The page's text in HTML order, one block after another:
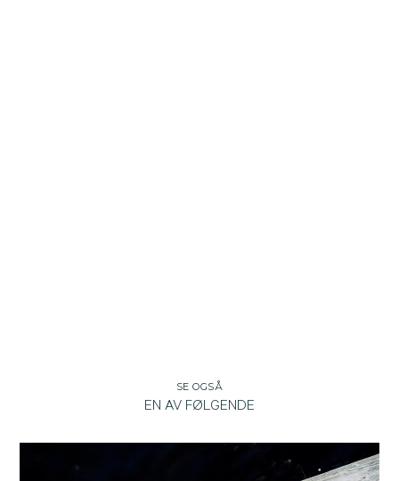
SE OGSÅ
EN AV FØLGENDE